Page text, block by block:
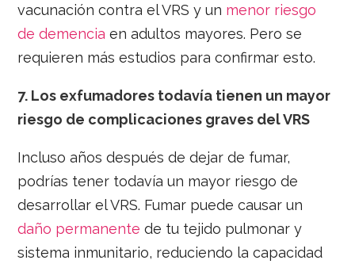
vacunación contra el VRS y un menor riesgo
de demencia en adultos mayores. Pero se
requieren más estudios para confirmar esto.
7. Los exfumadores todavía tienen un mayor
riesgo de complicaciones graves del VRS
Incluso años después de dejar de fumar,
podrías tener todavía un mayor riesgo de
desarrollar el VRS. Fumar puede causar un
daño permanente de tu tejido pulmonar y
sistema inmunitario, reduciendo la capacidad